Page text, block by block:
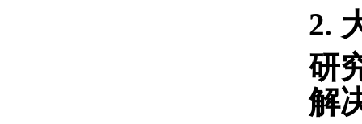
2.
研
解